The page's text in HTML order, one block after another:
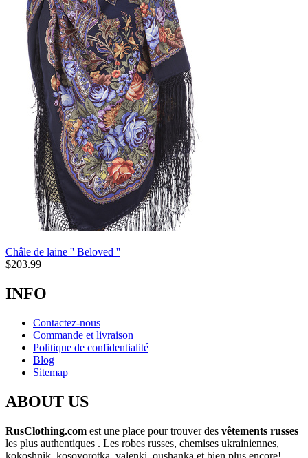
Châle de laine '' Beloved ''
$203.99
INFO
Contactez-nous
Commande et livraison
Politique de confidentialité
Blog
Sitemap
ABOUT US
RusClothing.com est une place pour trouver des vêtements russes
les plus authentiques . Les robes russes, chemises ukrainiennes,
kokoshnik, kosovorotka, valenki, oushanka et bien plus encore!